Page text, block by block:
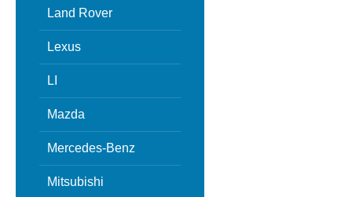
Land Rover
Lexus
LI
Mazda
Mercedes-Benz
Mitsubishi